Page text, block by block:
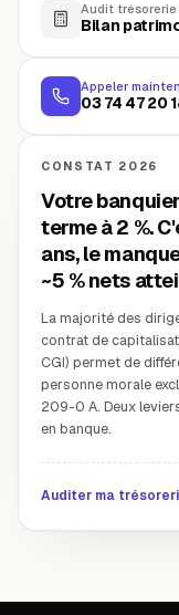
Audit
Bilan
Appeler
03 74 47 20
CONSTAT 2026
Votre
terme à 2 %.
ans, le
~5 % nets
La majorité des
contrat de
CGI) permet de
personne morale
209-0 A. Deux
en banque.
Auditer ma